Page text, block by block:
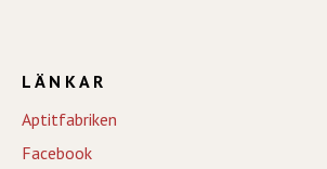
LÄNKAR
Aptitfabriken
Facebook